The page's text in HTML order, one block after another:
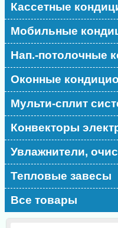
Кассетные
Мобильные
Нап.-потолочные
Оконные
Мульти-сплит
Конвекторы
Увлажнители,
Тепловые завесы
Все товары